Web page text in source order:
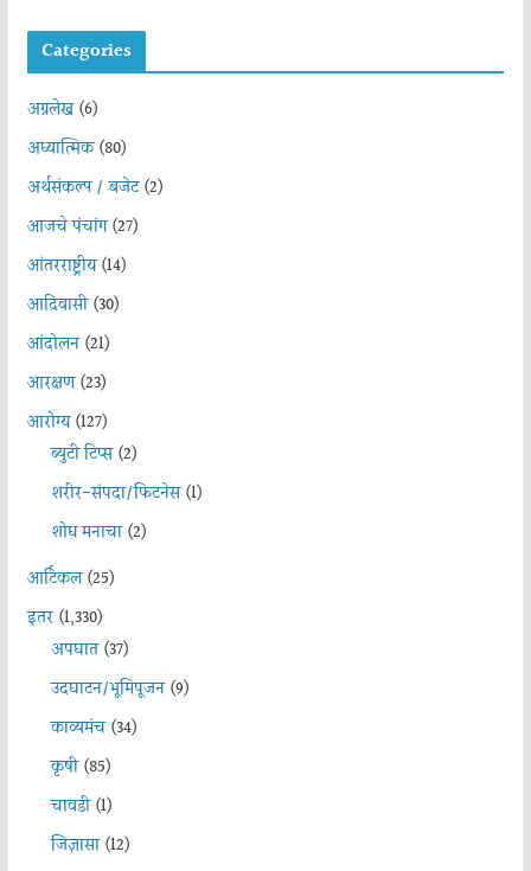
Categories
अग्रलेख(6)
अध्यात्मिक(80)
अर्थसंकल्प / बजेट(2)
आजचे पंचांग(27)
आंतरराष्ट्रीय(14)
आदिवासी(30)
आंदोलन(21)
आरक्षण(23)
आरोग्य(127)
ब्युटी टिप्स(2)
शरीर-संपदा/फिटनेस(1)
शोध मनाचा(2)
आर्टिकल(25)
इतर(1,330)
अपघात(37)
उदघाटन/भूमिपूजन(9)
काव्यमंच(34)
कृषी(85)
चावडी(1)
जिज्ञासा(12)